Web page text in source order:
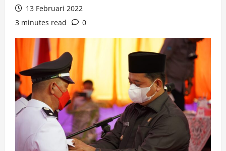
13 Februari 2022
3 minutes read
0